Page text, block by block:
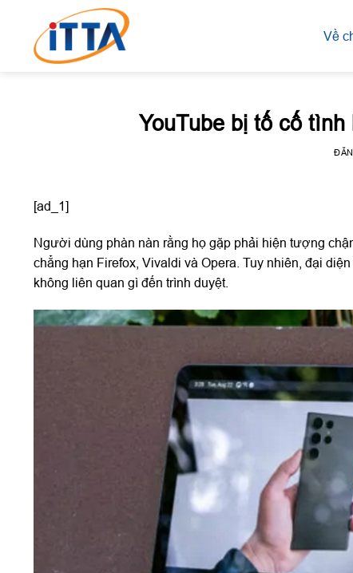
content
Về
YouTube bị tố cố
[ad_1]
Người dùng phàn nàn rằng họ gặp phải hiện tượng
chẳng hạn Firefox, Vivaldi và Opera. Tuy nhiên, đại
không liên quan gì đến trình duyệt.